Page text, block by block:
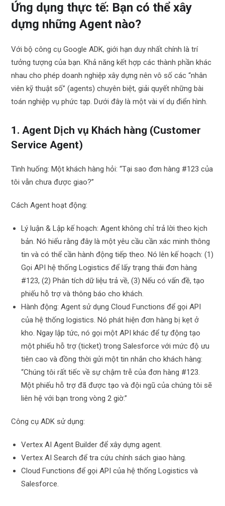
Ứng dụng thực tế: Bạn có thể xây
dựng những Agent nào?
Với bộ công cụ Google ADK, giới hạn duy nhất chính là trí
tưởng tượng của bạn. Khả năng kết hợp các thành phần khác
nhau cho phép doanh nghiệp xây dựng nên vô số các “nhân
viên kỹ thuật số” (agents) chuyên biệt, giải quyết những bài
toán nghiệp vụ phức tạp. Dưới đây là một vài ví dụ điển hình.
1. Agent Dịch vụ Khách hàng (Customer
Service Agent)
Tình huống: Một khách hàng hỏi: “Tại sao đơn hàng #123 của
tôi vẫn chưa được giao?”
Cách Agent hoạt động:
Lý luận & Lập kế hoạch: Agent không chỉ trả lời theo kịch
bản. Nó hiểu rằng đây là một yêu cầu cần xác minh thông
tin và có thể cần hành động tiếp theo. Nó lên kế hoạch: (1)
Gọi API hệ thống Logistics để lấy trạng thái đơn hàng
#123, (2) Phân tích dữ liệu trả về, (3) Nếu có vấn đề, tạo
phiếu hỗ trợ và thông báo cho khách.
Hành động: Agent sử dụng Cloud Functions để gọi API
của hệ thống logistics. Nó phát hiện đơn hàng bị kẹt ở
kho. Ngay lập tức, nó gọi một API khác để tự động tạo
một phiếu hỗ trợ (ticket) trong Salesforce với mức độ ưu
tiên cao và đồng thời gửi một tin nhắn cho khách hàng:
“Chúng tôi rất tiếc về sự chậm trễ của đơn hàng #123.
Một phiếu hỗ trợ đã được tạo và đội ngũ của chúng tôi sẽ
liên hệ với bạn trong vòng 2 giờ.”
Công cụ ADK sử dụng:
Vertex AI Agent Builder để xây dựng agent.
Vertex AI Search để tra cứu chính sách giao hàng.
Cloud Functions để gọi API của hệ thống Logistics và
Salesforce.